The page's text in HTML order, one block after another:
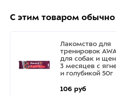
С этим товаром
Лакомство для
тренировок
для собак и
3 месяцев с
и голубикой 50г
106 руб